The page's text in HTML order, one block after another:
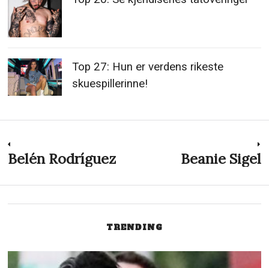
skuespillerinne!
Innleggsnavigasjon
Previous
post:
Belén Rodríguez